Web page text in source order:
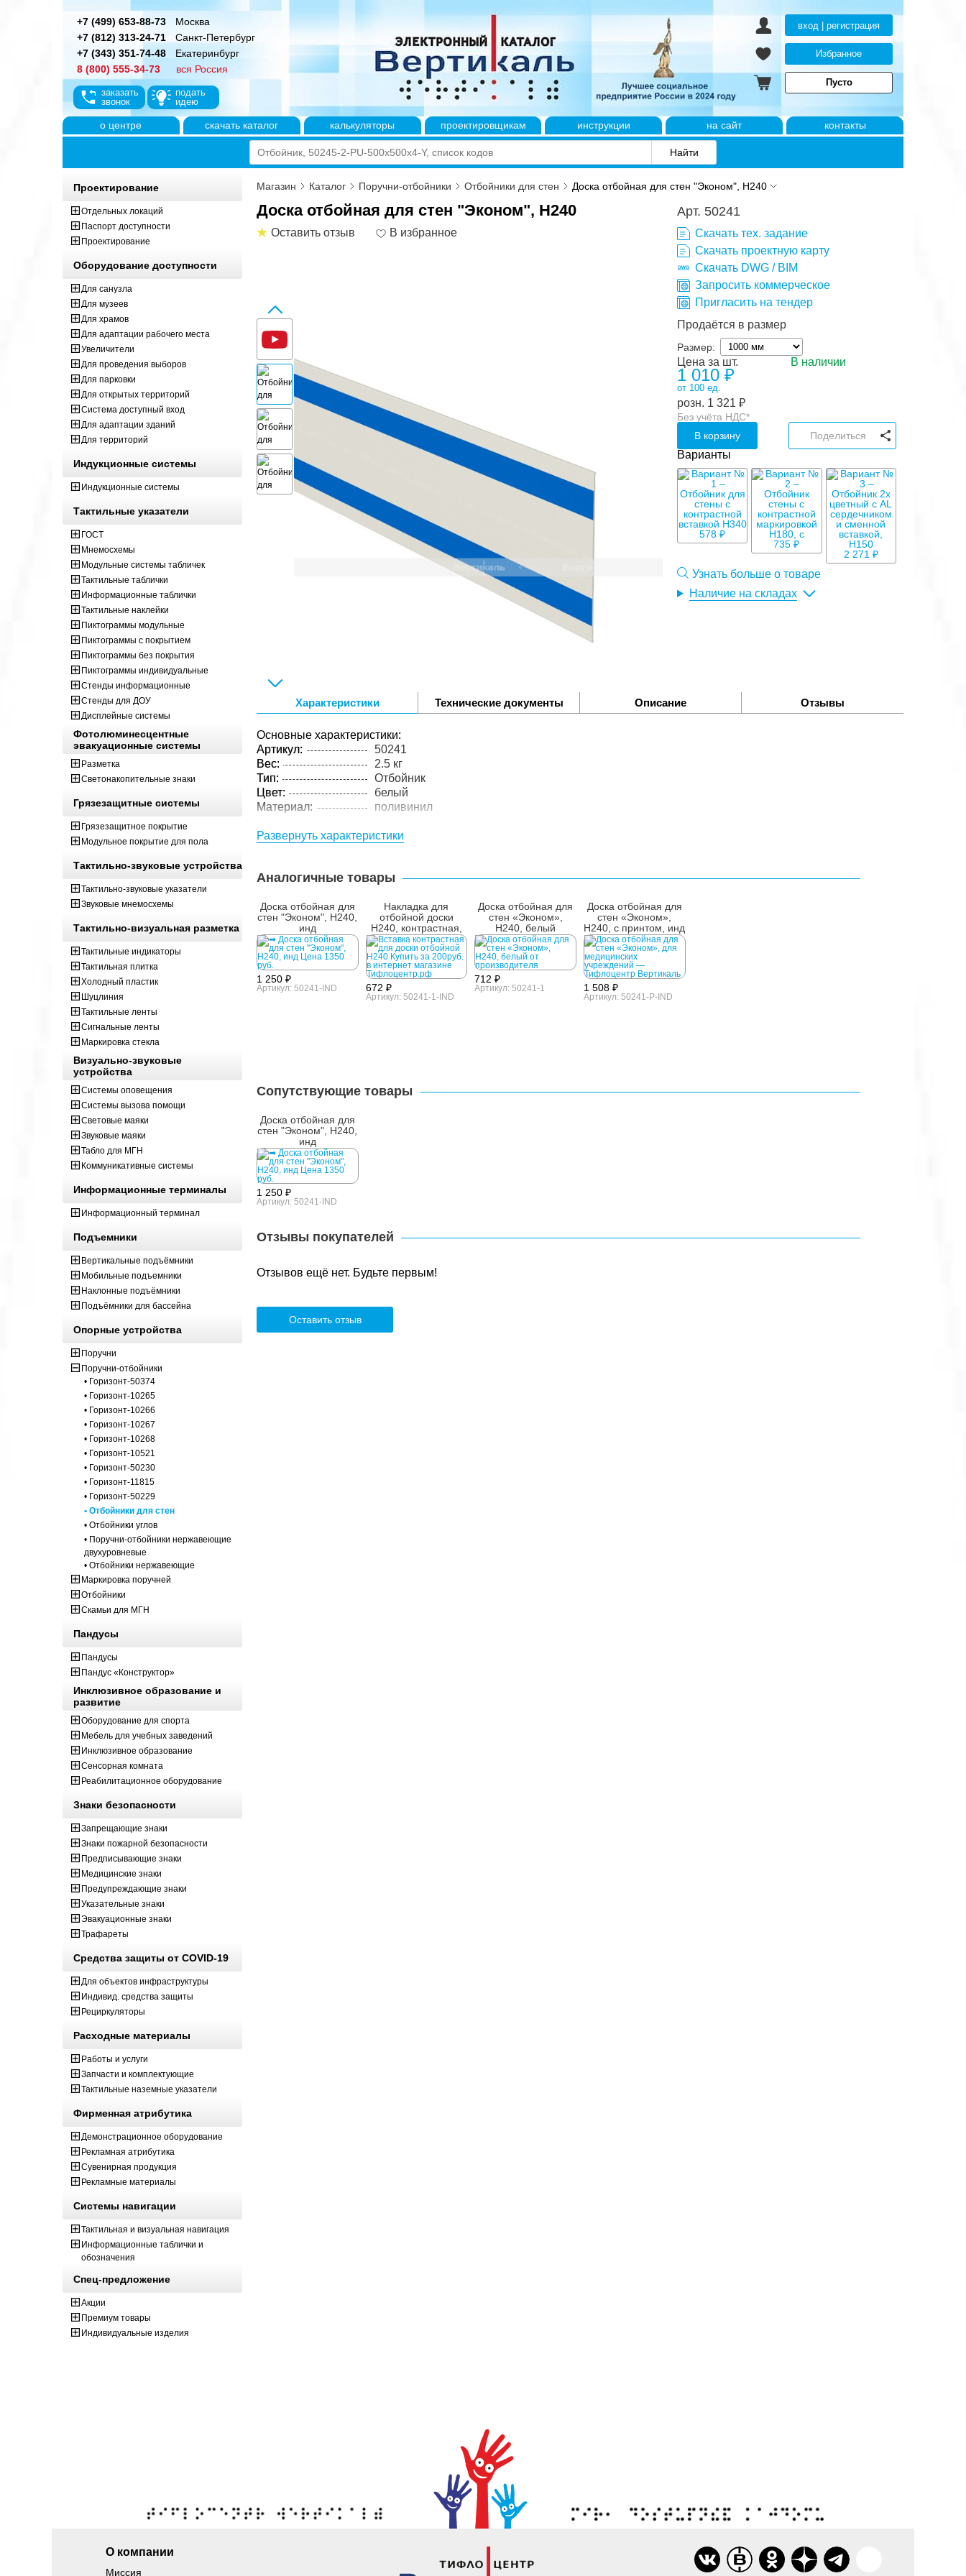
+7 (499) 653-88-73
Москва
+7 (812) 313-24-71
Санкт-Петербург
+7 (343) 351-74-48
Екатеринбург
8 (800) 555-34-73
вся Россия
заказать
звонок
подать
идею
вход | регистрация
Избранное
Пусто
о центре скачать каталог калькуляторы проектировщикам инструкции на сайт контакты
Магазин Каталог Поручни-отбойники Отбойники для стен Доска отбойная для стен "Эконом", H240
Доска отбойная для стен "Эконом", H240
Оставить отзыв
Арт. 50241
Скачать тех. задание
Скачать проектную карту
Скачать DWG / BIM
Запросить коммерческое
Пригласить на тендер
Продаётся в размер
Размер:
Цена за шт.
1 010 ₽
от 100 ед.
розн. 1 321 ₽
В наличии
Без учёта НДС*
В корзину
Поделиться
Варианты
578 ₽
735 ₽
2 271 ₽
Узнать больше о товаре
Наличие на складах
Характеристики Технические документы Описание Отзывы
Основные характеристики:
Артикул:
50241
Вес:
2.5 кг
Тип:
Отбойник
Цвет:
белый
Материал:
поливинил
Развернуть характеристики
Аналогичные товары
Доска отбойная для
стен "Эконом", H240,
инд
1 250 ₽
Артикул: 50241-IND
Накладка для
отбойной доски
H240, контрастная,
инд
672 ₽
Артикул: 50241-1-IND
Доска отбойная для
стен «Эконом»,
H240, белый
712 ₽
Артикул: 50241-1
Доска отбойная для
стен «Эконом»,
H240, с принтом, инд
1 508 ₽
Артикул: 50241-P-IND
Сопутствующие товары
Доска отбойная для
стен "Эконом", H240,
инд
1 250 ₽
Артикул: 50241-IND
Отзывы покупателей
Отзывов ещё нет. Будьте первым!
Оставить отзыв
Проектирование
Отдельных локаций
Паспорт доступности
Проектирование
Оборудование доступности
Для санузла
Для музеев
Для храмов
Для адаптации рабочего места
Увеличители
Для проведения выборов
Для парковки
Для открытых территорий
Система доступный вход
Для адаптации зданий
Для территорий
Индукционные системы
Индукционные системы
Тактильные указатели
ГОСТ
Мнемосхемы
Модульные системы табличек
Тактильные таблички
Информационные таблички
Тактильные наклейки
Пиктограммы модульные
Пиктограммы с покрытием
Пиктограммы без покрытия
Пиктограммы индивидуальные
Стенды информационные
Стенды для ДОУ
Дисплейные системы
Фотолюминесцентные
эвакуационные системы
Разметка
Светонакопительные знаки
Грязезащитные системы
Грязезащитное покрытие
Модульное покрытие для пола
Тактильно-звуковые устройства
Тактильно-звуковые указатели
Звуковые мнемосхемы
Тактильно-визуальная разметка
Тактильные индикаторы
Тактильная плитка
Холодный пластик
Шуцлиния
Тактильные ленты
Сигнальные ленты
Маркировка стекла
Визуально-звуковые
устройства
Системы оповещения
Системы вызова помощи
Световые маяки
Звуковые маяки
Табло для МГН
Коммуникативные системы
Информационные терминалы
Информационный терминал
Подъемники
Вертикальные подъёмники
Мобильные подъемники
Наклонные подъёмники
Подъёмники для бассейна
Опорные устройства
Поручни
Поручни-отбойники
• Горизонт-50374
• Горизонт-10265
• Горизонт-10266
• Горизонт-10267
• Горизонт-10268
• Горизонт-10521
• Горизонт-50230
• Горизонт-11815
• Горизонт-50229
• Отбойники для стен
• Отбойники углов
• Поручни-отбойники нержавеющие
двухуровневые
• Отбойники нержавеющие
Маркировка поручней
Отбойники
Скамьи для МГН
Пандусы
Пандусы
Пандус «Конструктор»
Инклюзивное образование и
развитие
Оборудование для спорта
Мебель для учебных заведений
Инклюзивное образование
Сенсорная комната
Реабилитационное оборудование
Знаки безопасности
Запрещающие знаки
Знаки пожарной безопасности
Предписывающие знаки
Медицинские знаки
Предупреждающие знаки
Указательные знаки
Эвакуационные знаки
Трафареты
Средства защиты от COVID-19
Для объектов инфраструктуры
Индивид. средства защиты
Рециркуляторы
Расходные материалы
Работы и услуги
Запчасти и комплектующие
Тактильные наземные указатели
Фирменная атрибутика
Демонстрационное оборудование
Рекламная атрибутика
Сувенирная продукция
Рекламные материалы
Системы навигации
Тактильная и визуальная навигация
Информационные таблички и
обозначения
Спец-предложение
Акции
Премиум товары
Индивидуальные изделия
О компании
Миссия